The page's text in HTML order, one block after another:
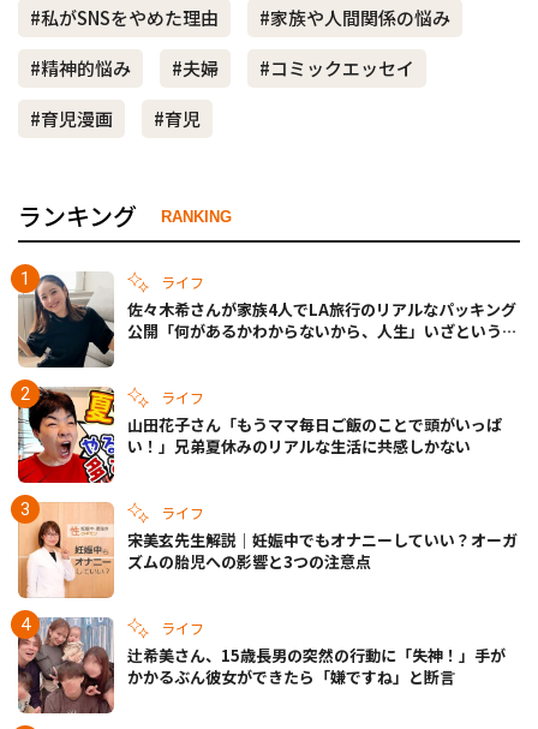
#私がSNSをやめた理由
#家族や人間関係の悩み
#精神的悩み
#夫婦
#コミックエッセイ
#育児漫画
#育児
ランキング RANKING
ライフ
佐々木希さんが家族4人でLA旅行のリアルなパッキング
公開「何があるかわからないから、人生」いざというと
ライフ
山田花子さん「もうママ毎日ご飯のことで頭がいっぱ
い！」兄弟夏休みのリアルな生活に共感しかない
ライフ
宋美玄先生解説｜妊娠中でもオナニーしていい？オーガ
ズムの胎児への影響と3つの注意点
ライフ
辻希美さん、15歳長男の突然の行動に「失神！」手が
かかるぶん彼女ができたら「嫌ですね」と断言